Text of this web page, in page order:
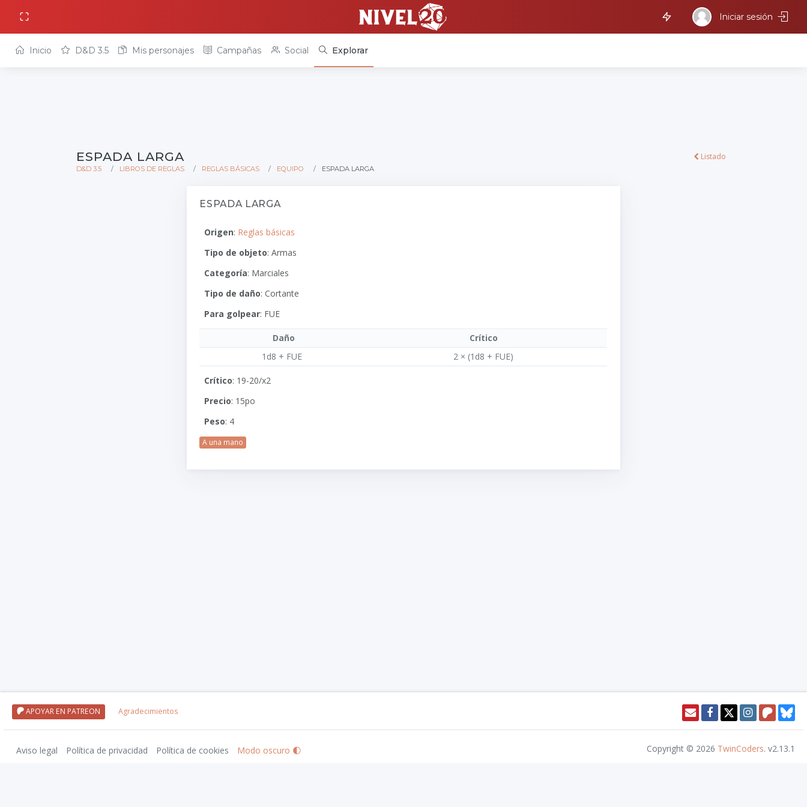
Iniciar sesión
Inicio D&D 3.5 Mis personajes Campañas Social Explorar
ESPADA LARGA
D&D 3.5 LIBROS DE REGLAS REGLAS BÁSICAS EQUIPO ESPADA LARGA
Listado
ESPADA LARGA
Origen: Reglas básicas
Tipo de objeto: Armas
Categoría: Marciales
Tipo de daño: Cortante
Para golpear: FUE
Daño
Crítico
1d8 + FUE
2 × (1d8 + FUE)
Crítico: 19-20/x2
Precio: 15po
Peso: 4
A una mano
APOYAR EN PATREON Agradecimientos
Aviso legal Política de privacidad Política de cookies Modo oscuro 🌓 Copyright © 2026 TwinCoders. v2.13.1